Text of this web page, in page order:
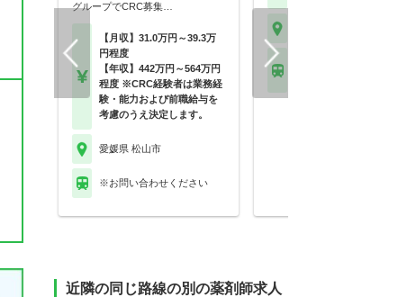
グループでCRC募集…
【月収】31.0万円～39.3万
円程度
【年収】442万円～564万円
程度 ※CRC経験者は業務経
験・能力および前職給与を
考慮のうえ決定します。
愛媛県 松山市
※お問い合わせください
近隣の同じ路線の別の薬剤師求人